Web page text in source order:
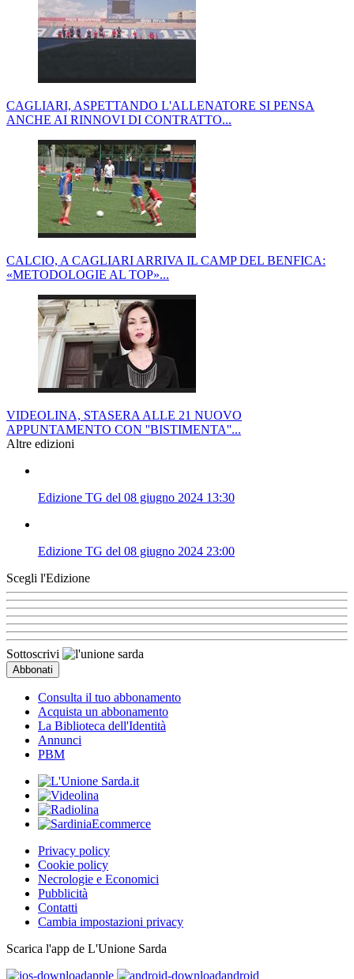
CAGLIARI, ASPETTANDO L'ALLENATORE SI PENSA
ANCHE AI RINNOVI DI CONTRATTO...
CALCIO, A CAGLIARI ARRIVA IL CAMP DEL BENFICA:
«METODOLOGIE AL TOP»...
VIDEOLINA, STASERA ALLE 21 NUOVO
APPUNTAMENTO CON ''BISTIMENTA''...
Altre edizioni
Edizione TG del 08 giugno 2024 13:30
Edizione TG del 08 giugno 2024 23:00
Scegli l'Edizione
Sottoscrivi
Consulta il tuo abbonamento
Acquista un abbonamento
La Biblioteca dell'Identità
Annunci
PBM
Privacy policy
Cookie policy
Necrologie e Economici
Pubblicità
Contatti
Cambia impostazioni privacy
Scarica l'app de L'Unione Sarda
apple
android